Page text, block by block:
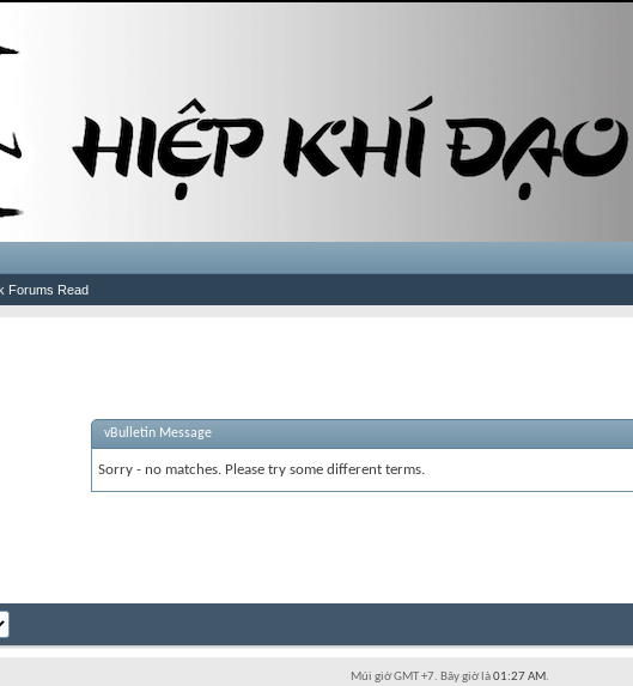
Forums Read
vBulletin Message
Sorry - no matches. Please try some different terms.
Múi giờ GMT +7. Bây giờ là01:27 AM.